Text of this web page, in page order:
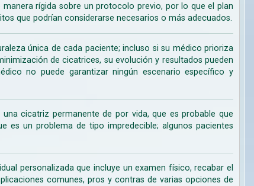
rígida sobre un protocolo previo, por lo que el plan
que podrían considerarse necesarios o más adecuados.
única de cada paciente; incluso si su médico prioriza
de cicatrices, su evolución y resultados pueden
no puede garantizar ningún escenario específico y
cicatriz permanente de por vida, que es probable que
es un problema de tipo impredecible; algunos pacientes
personalizada que incluye un examen físico, recabar el
comunes, pros y contras de varias opciones de